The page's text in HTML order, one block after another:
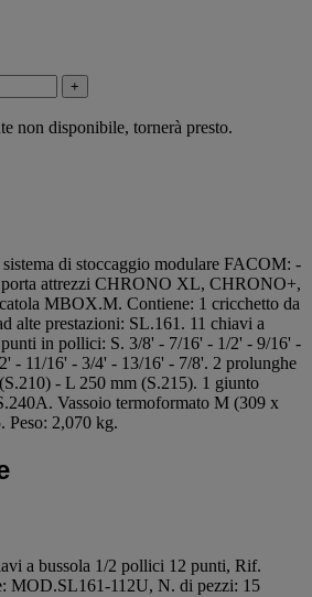
+
non disponibile, tornerà presto.
di stoccaggio modulare FACOM: -
attrezzi CHRONO XL, CHRONO+,
MBOX.M. Contiene: 1 cricchetto da
alte prestazioni: SL.161. 11 chiavi a
in pollici: S. 3/8' - 7/16' - 1/2' - 9/16' -
- 11/16' - 3/4' - 13/16' - 7/8'. 2 prolunghe
- L 250 mm (S.215). 1 giunto
Vassoio termoformato M (309 x
Peso: 2,070 kg.
a bussola 1/2 pollici 12 punti, Rif.
MOD.SL161-112U, N. di pezzi: 15